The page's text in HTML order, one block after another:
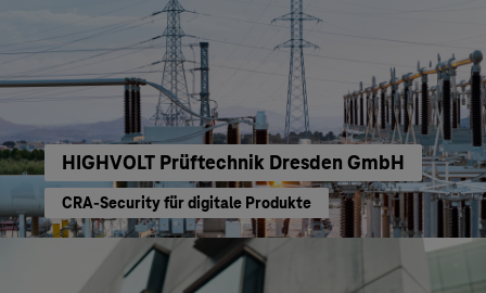
HIGHVOLT Prüftechnik Dresden GmbH
CRA-Security für digitale Produkte